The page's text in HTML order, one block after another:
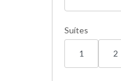
Suítes
1 2